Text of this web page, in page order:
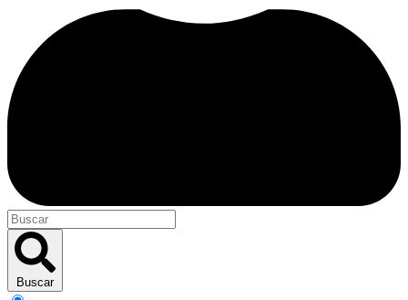
Buscar